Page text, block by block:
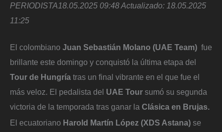
PERIODISTA18.05.2025 09:48Actualizado: 18.05.2025
11:25
El colombiano Juan Sebastián Molano (UAE Team) fue
brillante este domingo y conquistó la última etapa del
Tour de Hungría tras un final vibrante en el que fue el
más veloz. El pedalista del UAE Tour sumó su segunda
victoria de la temporada tras ganar la Clásica en Brujas.
El ecuatoriano Harold Martín López (XDS Astana) se